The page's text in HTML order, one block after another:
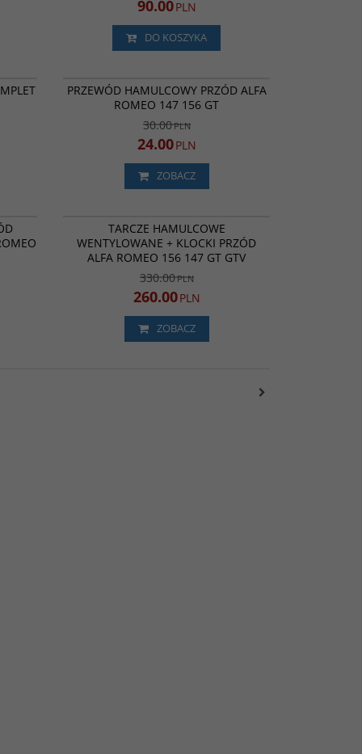
90.00PLN
DO KOSZYKA
PROMOCJA
PRZEWÓD HAMULCOWY PRZÓD ALFA
ROMEO 147 156 GT
30.00PLN
24.00PLN
ZOBACZ
TARCZE HAMULCOWE
WENTYLOWANE + KLOCKI PRZÓD
ALFA ROMEO 156 147 GT GTV
330.00PLN
260.00PLN
ZOBACZ